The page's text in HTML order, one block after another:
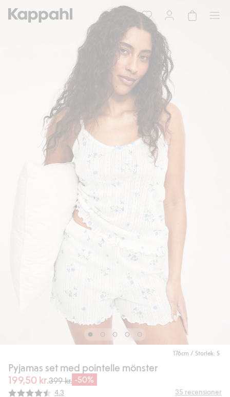
176cm / Storlek: S
Pyjamas set med pointelle mönster
199,50 kr.399 kr. -50%
Snittbetyg:
4.3 35 recensioner